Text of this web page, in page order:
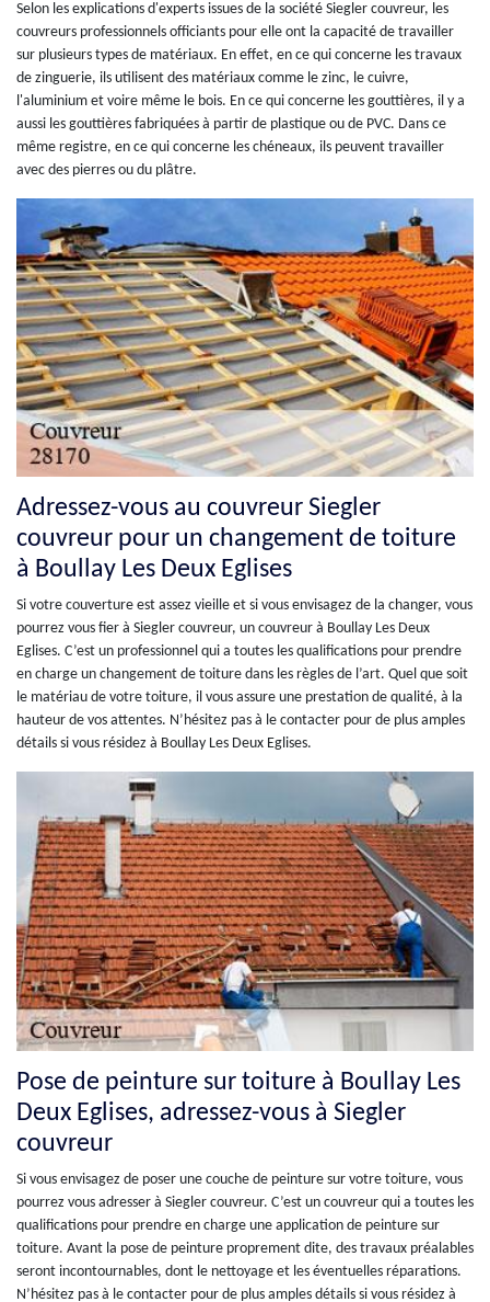
Selon les explications d'experts issues de la société Siegler couvreur, les
couvreurs professionnels officiants pour elle ont la capacité de travailler
sur plusieurs types de matériaux. En effet, en ce qui concerne les travaux
de zinguerie, ils utilisent des matériaux comme le zinc, le cuivre,
l'aluminium et voire même le bois. En ce qui concerne les gouttières, il y a
aussi les gouttières fabriquées à partir de plastique ou de PVC. Dans ce
même registre, en ce qui concerne les chéneaux, ils peuvent travailler
avec des pierres ou du plâtre.
Adressez-vous au couvreur Siegler
couvreur pour un changement de toiture
à Boullay Les Deux Eglises
Si votre couverture est assez vieille et si vous envisagez de la changer, vous
pourrez vous fier à Siegler couvreur, un couvreur à Boullay Les Deux
Eglises. C’est un professionnel qui a toutes les qualifications pour prendre
en charge un changement de toiture dans les règles de l’art. Quel que soit
le matériau de votre toiture, il vous assure une prestation de qualité, à la
hauteur de vos attentes. N’hésitez pas à le contacter pour de plus amples
détails si vous résidez à Boullay Les Deux Eglises.
Pose de peinture sur toiture à Boullay Les
Deux Eglises, adressez-vous à Siegler
couvreur
Si vous envisagez de poser une couche de peinture sur votre toiture, vous
pourrez vous adresser à Siegler couvreur. C’est un couvreur qui a toutes les
qualifications pour prendre en charge une application de peinture sur
toiture. Avant la pose de peinture proprement dite, des travaux préalables
seront incontournables, dont le nettoyage et les éventuelles réparations.
N’hésitez pas à le contacter pour de plus amples détails si vous résidez à